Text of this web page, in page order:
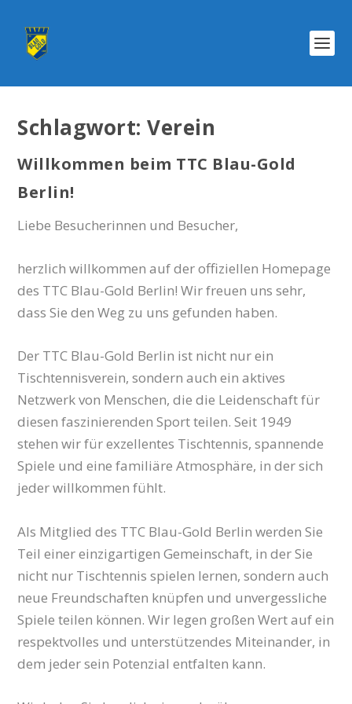
Schlagwort:Verein
Willkommen beim TTC Blau-Gold
Berlin!
Liebe Besucherinnen und Besucher,
herzlich willkommen auf der offiziellen Homepage
des TTC Blau-Gold Berlin! Wir freuen uns sehr,
dass Sie den Weg zu uns gefunden haben.
Der TTC Blau-Gold Berlin ist nicht nur ein
Tischtennisverein, sondern auch ein aktives
Netzwerk von Menschen, die die Leidenschaft für
diesen faszinierenden Sport teilen. Seit 1949
stehen wir für exzellentes Tischtennis, spannende
Spiele und eine familiäre Atmosphäre, in der sich
jeder willkommen fühlt.
Als Mitglied des TTC Blau-Gold Berlin werden Sie
Teil einer einzigartigen Gemeinschaft, in der Sie
nicht nur Tischtennis spielen lernen, sondern auch
neue Freundschaften knüpfen und unvergessliche
Spiele teilen können. Wir legen großen Wert auf ein
respektvolles und unterstützendes Miteinander, in
dem jeder sein Potenzial entfalten kann.